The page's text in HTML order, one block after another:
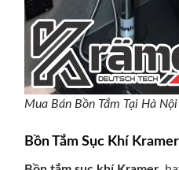
Mua Bán Bồn Tắm Tại Hà
Bồn Tắm Sục Khí